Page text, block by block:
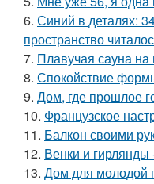
6. Синий в деталях:
пространство
7. Плавучая сауна на
8. Спокойствие
9. Дом, где прошлое
10. Французское
11. Балкон своими
12. Венки и гирлянды
13. Дом для молодой